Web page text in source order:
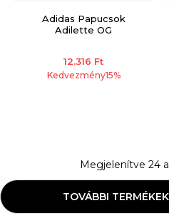
Adidas Papucsok
Adilette OG
12.316 Ft
Kedvezmény15%
Megjelenítve 24 a
TOVÁBBI